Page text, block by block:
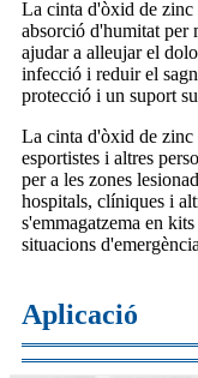
La cinta d'òxid de zinc
absorció d'humitat per
ajudar a alleujar el
infecció i reduir el
protecció i un suport
La cinta d'òxid de zinc
esportistes i altres
per a les zones
hospitals, clíniques i
s'emmagatzema en
situacions
Aplicació